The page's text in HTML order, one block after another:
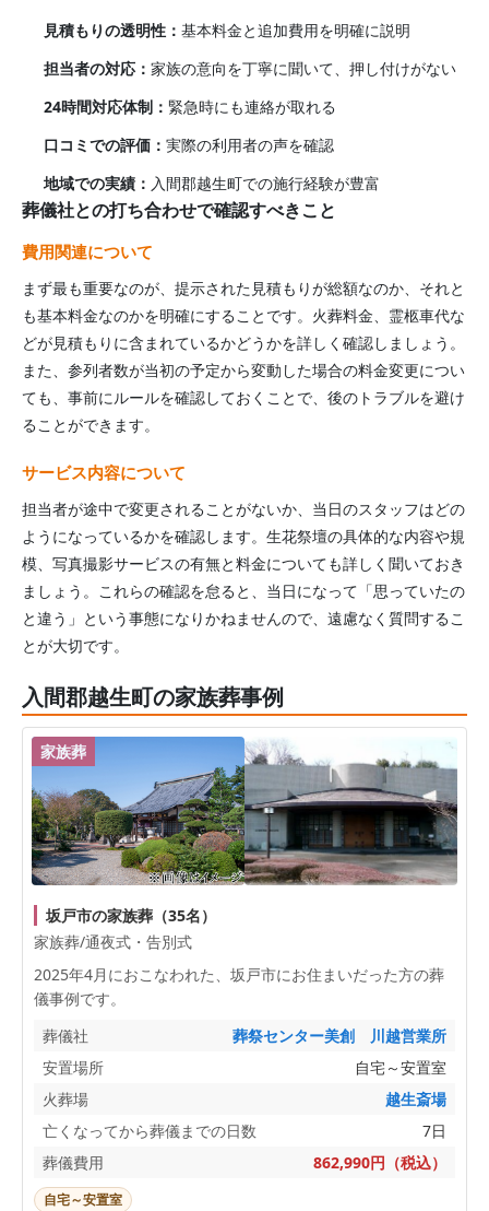
見積もりの透明性： 基本料金と追加費用を明確に説明
担当者の対応： 家族の意向を丁寧に聞いて、押し付けがない
24時間対応体制： 緊急時にも連絡が取れる
口コミでの評価： 実際の利用者の声を確認
地域での実績： 入間郡越生町での施行経験が豊富
葬儀社との打ち合わせで確認すべきこと
費用関連について
まず最も重要なのが、提示された見積もりが総額なのか、それと
も基本料金なのかを明確にすることです。火葬料金、霊柩車代な
どが見積もりに含まれているかどうかを詳しく確認しましょう。
また、参列者数が当初の予定から変動した場合の料金変更につい
ても、事前にルールを確認しておくことで、後のトラブルを避け
ることができます。
サービス内容について
担当者が途中で変更されることがないか、当日のスタッフはどの
ようになっているかを確認します。生花祭壇の具体的な内容や規
模、写真撮影サービスの有無と料金についても詳しく聞いておき
ましょう。これらの確認を怠ると、当日になって「思っていたの
と違う」という事態になりかねませんので、遠慮なく質問するこ
とが大切です。
入間郡越生町の家族葬事例
家族葬
坂戸市の家族葬（35名）
家族葬/通夜式・告別式
2025年4月におこなわれた、 坂戸市にお住まいだった方の葬
儀事例です。
葬儀社
葬祭センター美創 川越営業所
安置場所
自宅～安置室
火葬場
越生斎場
亡くなってから葬儀までの日数
7日
葬儀費用
862,990円（税込）
自宅～安置室